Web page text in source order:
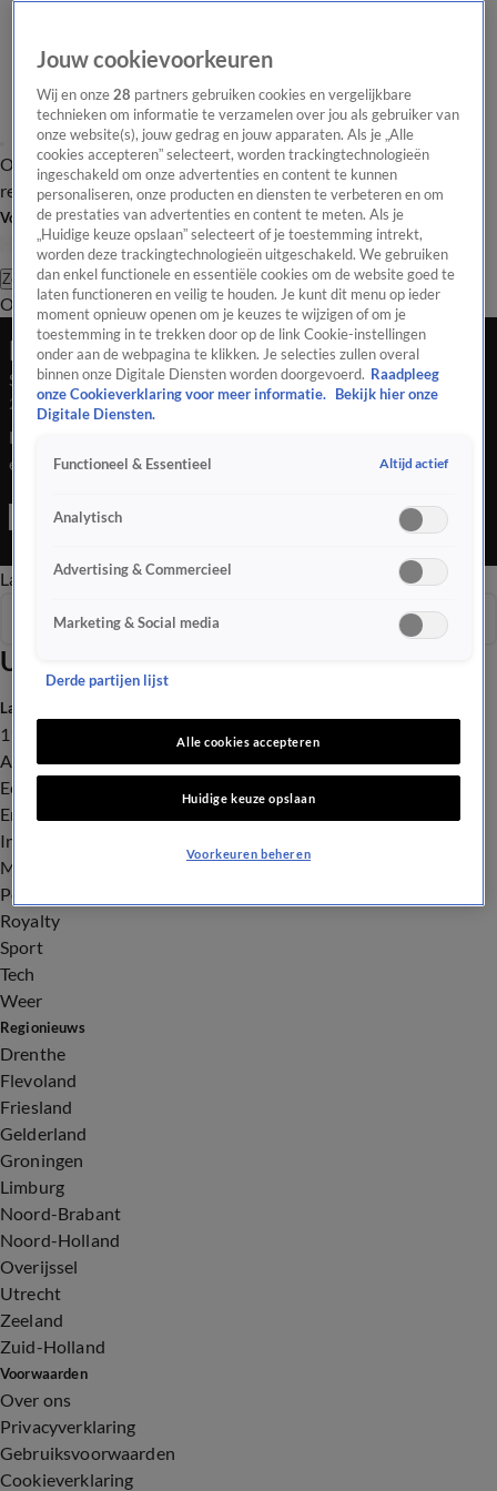
Overzicht Laatste nieuws Regionieuws Het beste van Hart
Tip de
redactie
Volg Hart van Nederland
Zoeken
OverzichtRegioUitzendingenWeerTip de redactiePanelVideo's
Late Editie
Seizoen 2025, aflevering 297
22 okt 2025, 22:44
Honderden mensen komen vanavond samen in Tilburg voor
een bijzonder eerbetoon voor een 10-jarig meisje. En is het
keer wordt een kat van dezelfde eigenaar mishandeld.
Late EditieOchtend EditieVroege Editie
Uitzendingen
Seizoen 2025
Laatste nieuws
112
Advies & Tips
Economie
Entertainment
Infrastructuur
Milieu en Gezondheid
Politiek
Royalty
Sport
Tech
Weer
Regionieuws
Drenthe
Flevoland
Friesland
Gelderland
Groningen
Limburg
Noord-Brabant
Noord-Holland
Overijssel
Utrecht
Zeeland
Zuid-Holland
Voorwaarden
Over ons
Privacyverklaring
Gebruiksvoorwaarden
Cookieverklaring
Jouw cookievoorkeuren
Wij en onze28 partners gebruiken cookies en vergelijkbare
technieken om informatie te verzamelen over jou als gebruiker van
onze website(s), jouw gedrag en jouw apparaten. Als je „Alle
cookies accepteren” selecteert, worden trackingtechnologieën
ingeschakeld om onze advertenties en content te kunnen
personaliseren, onze producten en diensten te verbeteren en om
de prestaties van advertenties en content te meten. Als je
„Huidige keuze opslaan” selecteert of je toestemming intrekt,
worden deze trackingtechnologieën uitgeschakeld. We gebruiken
dan enkel functionele en essentiële cookies om de website goed te
laten functioneren en veilig te houden. Je kunt dit menu op ieder
moment opnieuw openen om je keuzes te wijzigen of om je
toestemming in te trekken door op de link Cookie-instellingen
onder aan de webpagina te klikken. Je selecties zullen overal
binnen onze Digitale Diensten worden doorgevoerd. Raadpleeg
onze Cookieverklaring voor meer informatie.
Bekijk hier onze
Digitale Diensten.
Functioneel & Essentieel Altijd actief
Analytisch
Advertising & Commercieel
Marketing & Social media
Derde partijen lijst
Alle cookies accepteren
Huidige keuze opslaan
Voorkeuren beheren